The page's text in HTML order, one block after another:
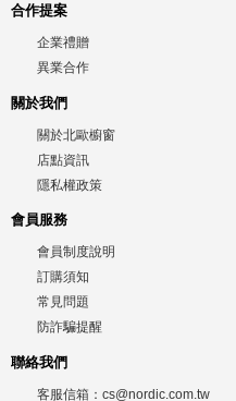
合作提案
企業禮贈
異業合作
關於我們
關於北歐櫥窗
店點資訊
隱私權政策
會員服務
會員制度說明
訂購須知
常見問題
防詐騙提醒
聯絡我們
客服信箱： cs@nordic.com.tw